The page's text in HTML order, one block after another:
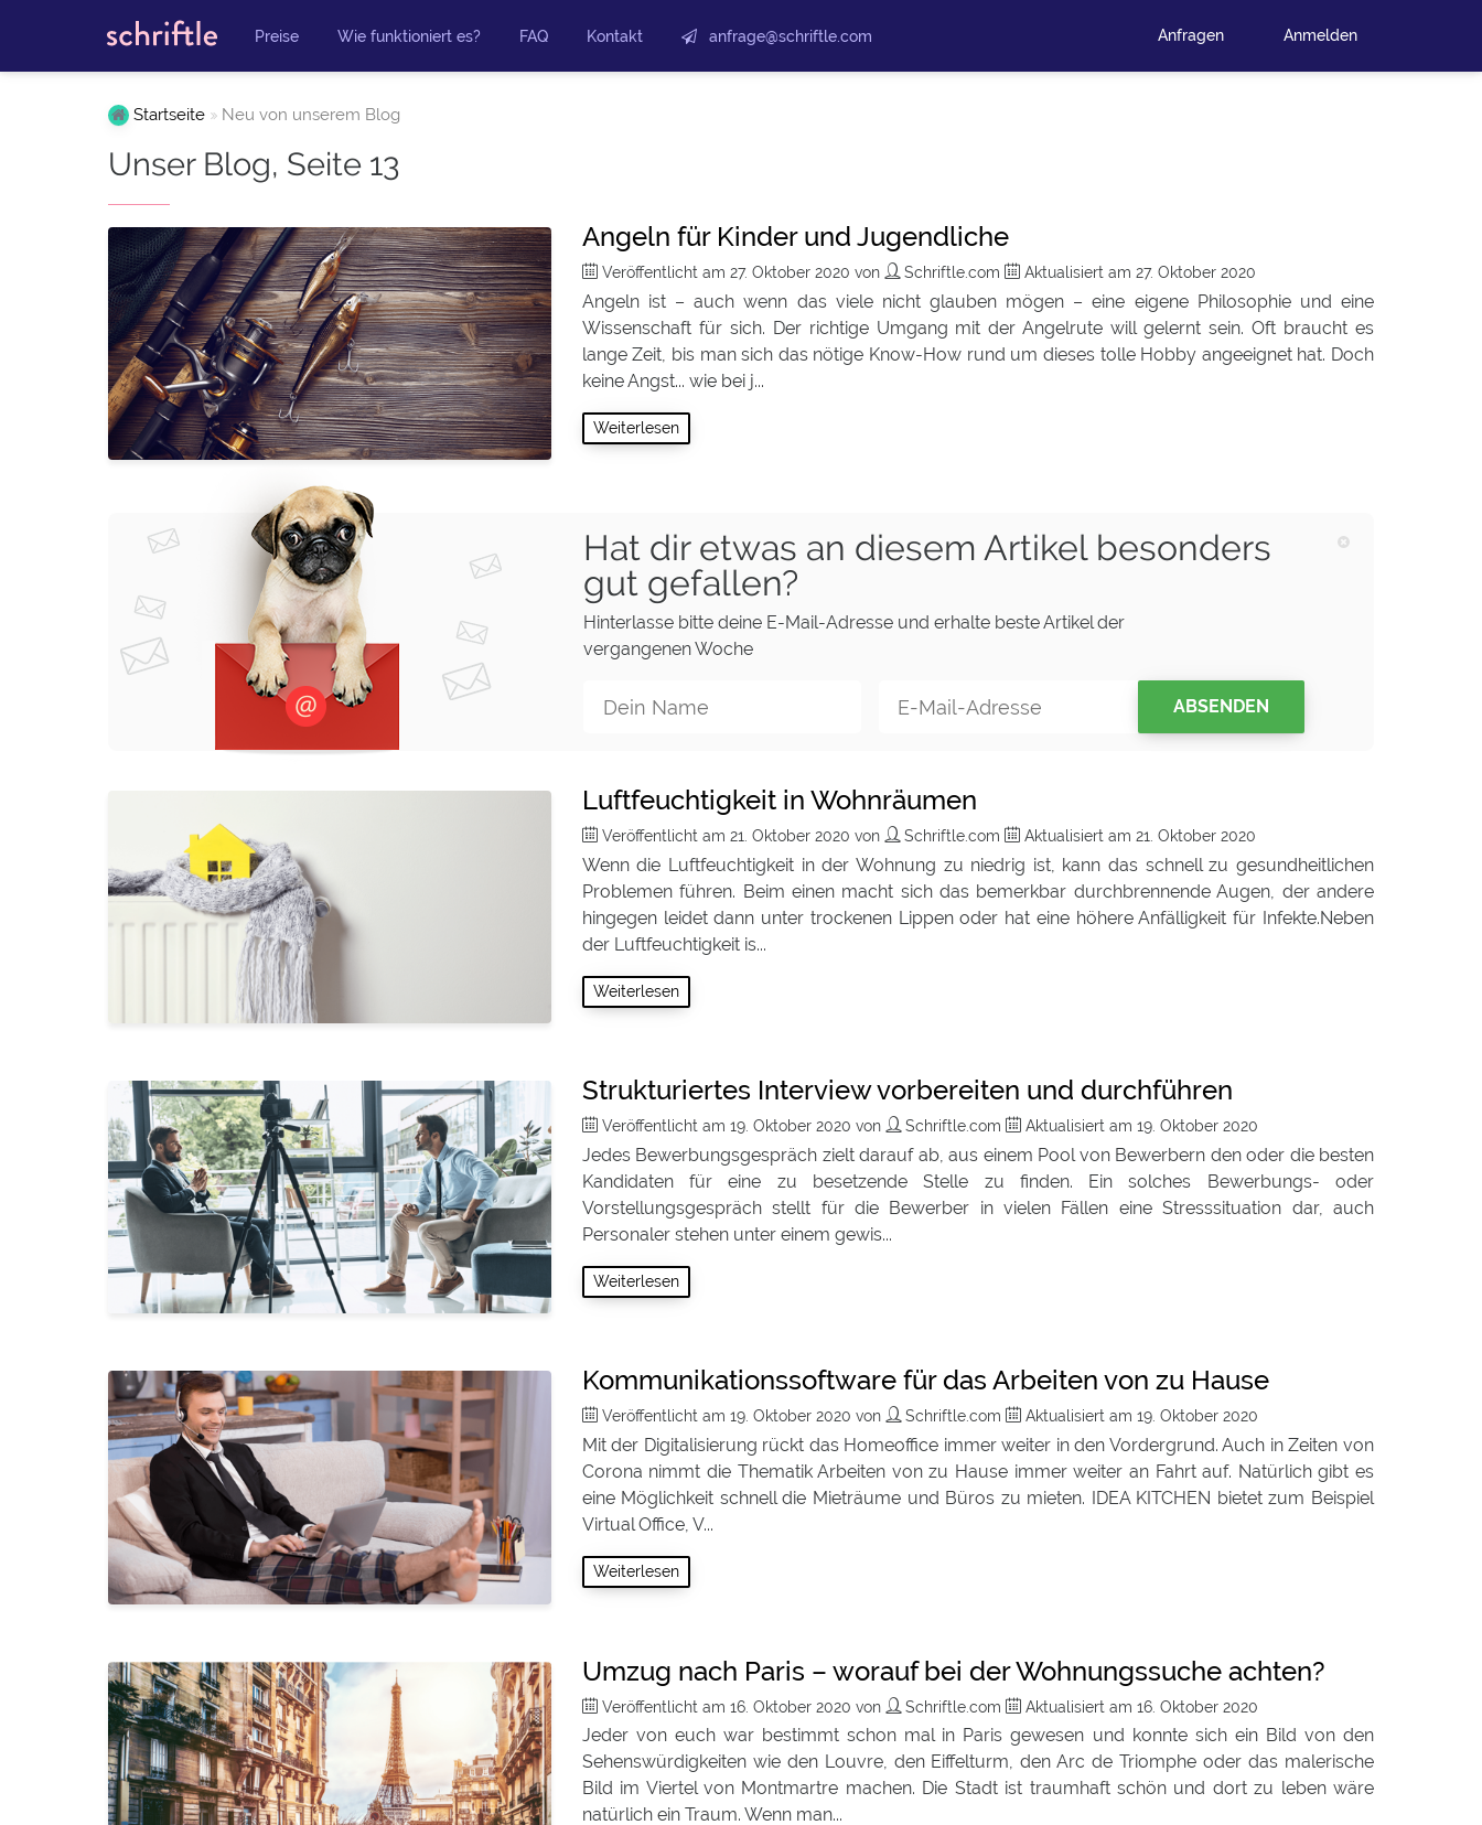
Preise Wie funktioniert es? FAQ Kontakt anfrage@schriftle.com Anfragen Anmelden
Startseite Neu von unserem Blog
Unser Blog, Seite 13
Angeln für Kinder und Jugendliche
Veröffentlicht am 27. Oktober 2020 von Schriftle.com Aktualisiert am 27. Oktober 2020
Angeln ist – auch wenn das viele nicht glauben mögen – eine eigene Philosophie und eine
Wissenschaft für sich. Der richtige Umgang mit der Angelrute will gelernt sein. Oft braucht es
lange Zeit, bis man sich das nötige Know-How rund um dieses tolle Hobby angeeignet hat. Doch
keine Angst... wie bei j...
Weiterlesen
Hat dir etwas an diesem Artikel besonders
gut gefallen?
Hinterlasse bitte deine E-Mail-Adresse und erhalte beste Artikel der
vergangenen Woche
ABSENDEN
Luftfeuchtigkeit in Wohnräumen
Veröffentlicht am 21. Oktober 2020 von Schriftle.com Aktualisiert am 21. Oktober 2020
Wenn die Luftfeuchtigkeit in der Wohnung zu niedrig ist, kann das schnell zu gesundheitlichen
Problemen führen. Beim einen macht sich das bemerkbar durchbrennende Augen, der andere
hingegen leidet dann unter trockenen Lippen oder hat eine höhere Anfälligkeit für Infekte.Neben
der Luftfeuchtigkeit is...
Weiterlesen
Strukturiertes Interview vorbereiten und durchführen
Veröffentlicht am 19. Oktober 2020 von Schriftle.com Aktualisiert am 19. Oktober 2020
Jedes Bewerbungsgespräch zielt darauf ab, aus einem Pool von Bewerbern den oder die besten
Kandidaten für eine zu besetzende Stelle zu finden. Ein solches Bewerbungs- oder
Vorstellungsgespräch stellt für die Bewerber in vielen Fällen eine Stresssituation dar, auch
Personaler stehen unter einem gewis...
Weiterlesen
Kommunikationssoftware für das Arbeiten von zu Hause
Veröffentlicht am 19. Oktober 2020 von Schriftle.com Aktualisiert am 19. Oktober 2020
Mit der Digitalisierung rückt das Homeoffice immer weiter in den Vordergrund. Auch in Zeiten von
Corona nimmt die Thematik Arbeiten von zu Hause immer weiter an Fahrt auf. Natürlich gibt es
eine Möglichkeit schnell die Mieträume und Büros zu mieten. IDEA KITCHEN bietet zum Beispiel
Virtual Office, V...
Weiterlesen
Umzug nach Paris – worauf bei der Wohnungssuche achten?
Veröffentlicht am 16. Oktober 2020 von Schriftle.com Aktualisiert am 16. Oktober 2020
Jeder von euch war bestimmt schon mal in Paris gewesen und konnte sich ein Bild von den
Sehenswürdigkeiten wie den Louvre, den Eiffelturm, den Arc de Triomphe oder das malerische
Bild im Viertel von Montmartre machen. Die Stadt ist traumhaft schön und dort zu leben wäre
natürlich ein Traum. Wenn man...